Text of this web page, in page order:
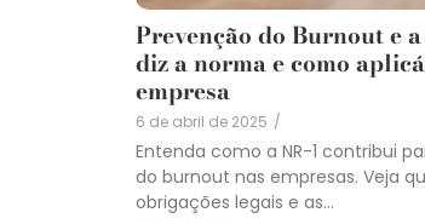
Prevenção do Burnout e
diz a norma e como
empresa
6 de abril de 2025 /
Entenda como a NR-1 contribui
do burnout nas empresas. Veja
obrigações legais e as...